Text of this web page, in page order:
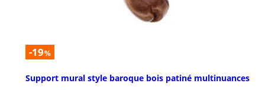
-19%
Support mural style baroque bois patiné multinuances